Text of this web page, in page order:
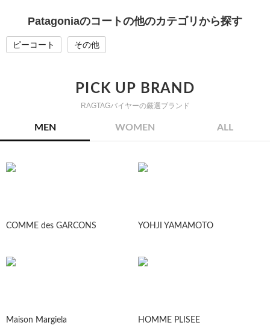
Patagoniaのコートの他のカテゴリから探す
ピーコート その他
PICK UP BRAND
RAGTAGバイヤーの厳選ブランド
MEN WOMEN ALL
COMME des GARCONS YOHJI YAMAMOTO
Maison Margiela HOMME PLISEE